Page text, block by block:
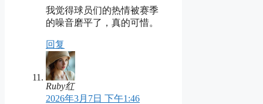
我觉得球员们的热情被赛季
的噪音磨平了，真的可惜。
回复
Ruby红
2026年3月7日 下午1:46